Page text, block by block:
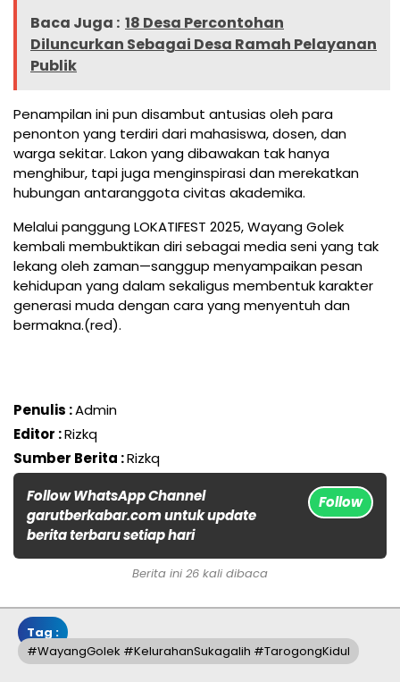
Baca Juga : 18 Desa Percontohan
Diluncurkan Sebagai Desa Ramah Pelayanan
Publik
Penampilan ini pun disambut antusias oleh para
penonton yang terdiri dari mahasiswa, dosen, dan
warga sekitar. Lakon yang dibawakan tak hanya
menghibur, tapi juga menginspirasi dan merekatkan
hubungan antaranggota civitas akademika.
Melalui panggung LOKATIFEST 2025, Wayang Golek
kembali membuktikan diri sebagai media seni yang tak
lekang oleh zaman—sanggup menyampaikan pesan
kehidupan yang dalam sekaligus membentuk karakter
generasi muda dengan cara yang menyentuh dan
bermakna.(red).
Penulis :Admin
Editor :Rizkq
Sumber Berita :Rizkq
Follow WhatsApp Channel
garutberkabar.com untuk update
berita terbaru setiap hari
Follow
Berita ini 26 kali dibaca
Tag :
#wayangGolek #KelurahanSukagalih #TarogongKidul